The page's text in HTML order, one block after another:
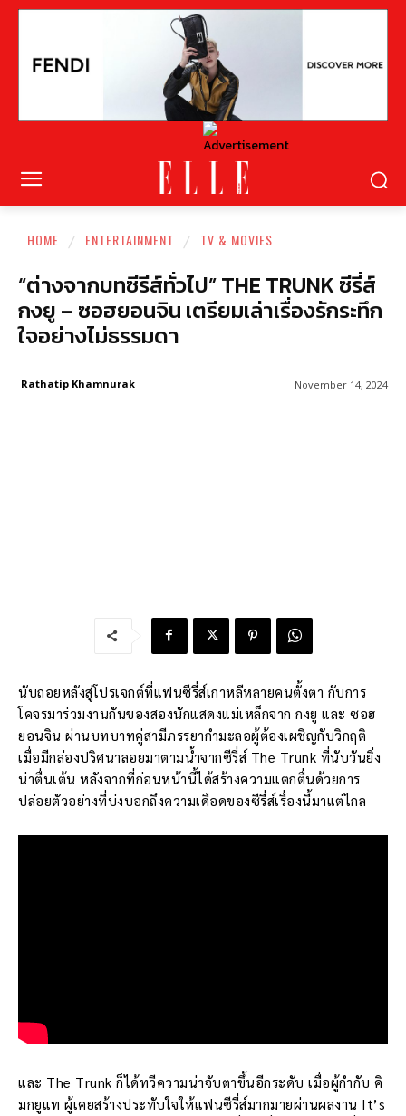
HOME ENTERTAINMENT TV & MOVIES
“ต่างจากบทซีรีส์ทั่วไป” THE TRUNK ซีรี่ส์
กงยู – ซอฮยอนจิน เตรียมเล่าเรื่องรักระทึก
ใจอย่างไม่ธรรมดา
November 14, 2024
Rathatip Khamnurak
นับถอยหลังสู่โปรเจกต์ที่แฟนซีรี่ส์เกาหลีหลายคนตั้งตา กับการ
โคจรมาร่วมงานกันของสองนักแสดงแม่เหล็กจาก กงยู และ ซอฮ
ยอนจิน ผ่านบทบาทคู่สามีภรรยากำมะลอผู้ต้องเผชิญกับวิกฤติ
เมื่อมีกล่องปริศนาลอยมาตามน้ำจากซีรี่ส์ The Trunk ที่นับวันยิ่ง
น่าตื่นเต้น หลังจากที่ก่อนหน้านี้ได้สร้างความแตกตื่นด้วยการ
ปล่อยตัวอย่างที่บ่งบอกถึงความเดือดของซีรี่ส์เรื่องนี้มาแต่ไกล
และ The Trunk ก็ได้ทวีความน่าจับตาขึ้นอีกระดับ เมื่อผู้กำกับ คิ
มกยูแท ผู้เคยสร้างประทับใจให้แฟนซีรี่ส์มากมายผ่านผลงาน It’s